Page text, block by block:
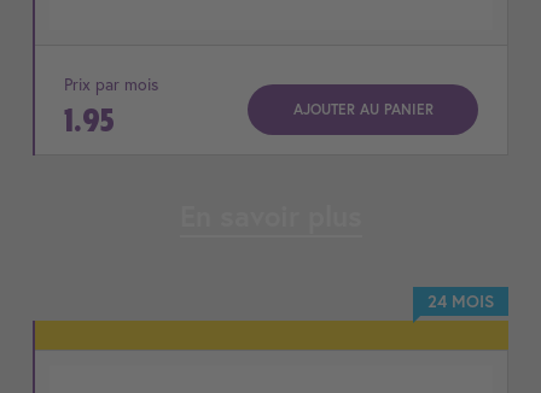
Prix par mois
1.95 AJOUTER AU PANIER
24 MOIS